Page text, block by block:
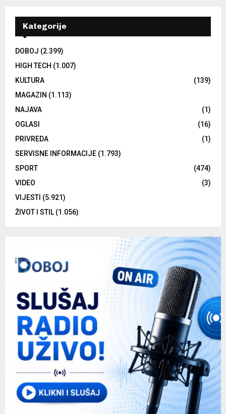
Kategorije
DOBOJ (2.399)
HIGH TECH (1.007)
KULTURA
(139)
MAGAZIN (1.113)
NAJAVA
(1)
OGLASI
(16)
PRIVREDA
(1)
SERVISNE INFORMACIJE (1.793)
SPORT
(474)
VIDEO
(3)
VIJESTI (5.921)
ŽIVOT I STIL (1.056)